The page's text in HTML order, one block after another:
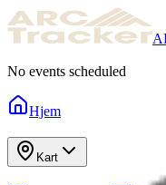
No events scheduled
Hjem
Kart